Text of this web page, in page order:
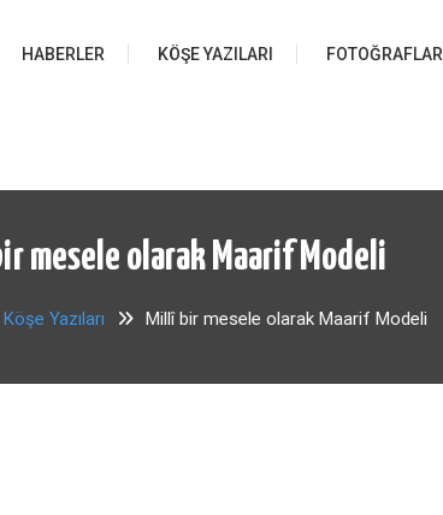
HABERLER KÖŞE YAZILARI FOTOĞRAFLAR
mesele olarak Maarif Modeli
Köşe Yazıları Millî bir mesele olarak Maarif Modeli